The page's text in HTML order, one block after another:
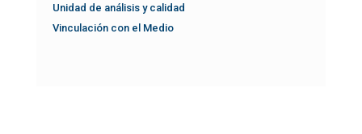
Unidad de análisis y calidad
Vinculación con el Medio